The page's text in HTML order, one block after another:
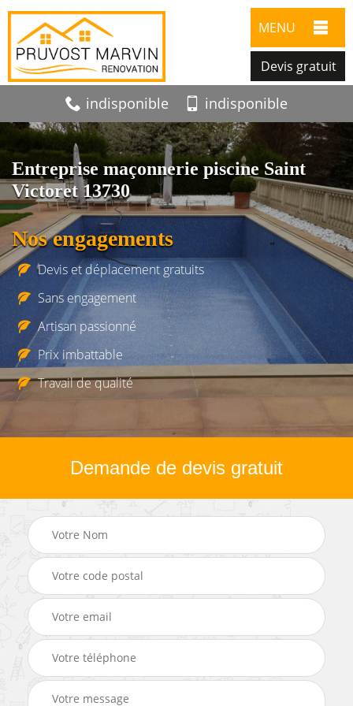
MENU
Devis gratuit
indisponible indisponible
Entreprise maçonnerie piscine Saint
Victoret 13730
Nos engagements
Devis et déplacement gratuits
Sans engagement
Artisan passionné
Prix imbattable
Travail de qualité
Demande de devis gratuit